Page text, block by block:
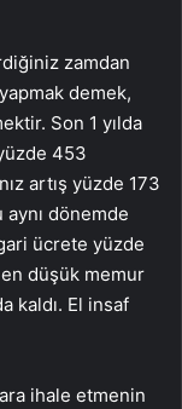
zamdan
demek,
Son 1 yılda
453
artış yüzde 173
dönemde
ücrete yüzde
düşük memur
kaldı. El insaf
ihale etmenin